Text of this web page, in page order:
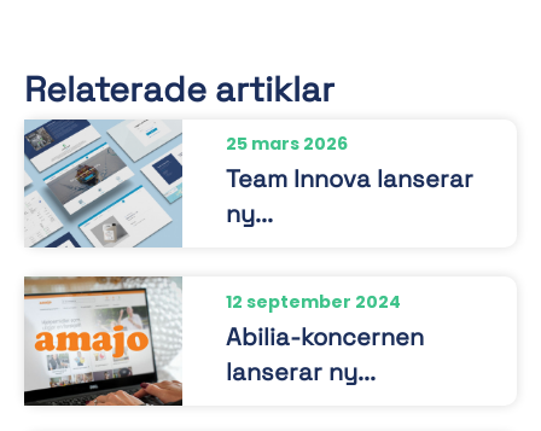
Relaterade artiklar
25 mars 2026
Team Innova lanserar
ny...
12 september 2024
Abilia-koncernen
lanserar ny...